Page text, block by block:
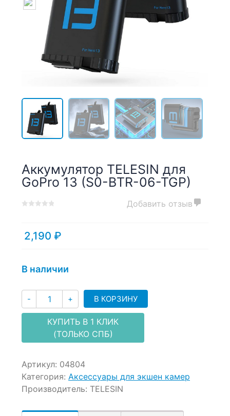
Аккумулятор TELESIN для
GoPro 13 (S0-BTR-06-TGP)
of
based
ratings
Добавить отзыв
2,190 ₽
В наличии
- Количество
+ В КОРЗИНУ
КУПИТЬ В 1 КЛИК
(ТОЛЬКО СПБ)
Артикул: 04804
Категория: Аксессуары для экшен камер
Производитель: TELESIN